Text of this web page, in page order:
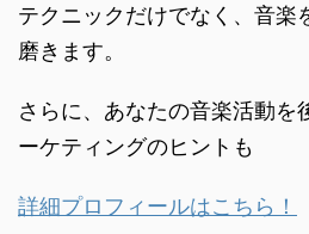
テクニックだけでなく、音楽
磨きます。
さらに、あなたの音楽活動を
ーケティングのヒントも
詳細プロフィールはこちら！